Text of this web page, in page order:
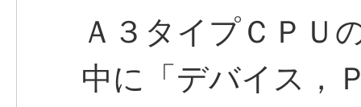
Ａ３タイプＣＰＵ
中に「デバイス，